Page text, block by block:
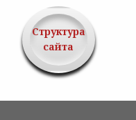
Структура
сайта